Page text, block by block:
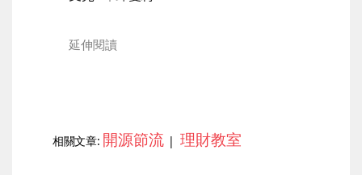
延伸閱讀
相關文章: 開源節流 | 理財教室